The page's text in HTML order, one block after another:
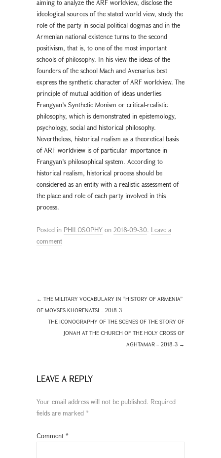
aiming to analyze the ARF worldview, disclose the
ideological sources of the stated world view, study the
role of the party in social political dogmas and in the
Armenian national existence turns to the second
positivism, that is, to one of the most important
schools of philosophy. In his view the ideas of the
founders of the school Mach and Avenarius best
express the synthetic character of ARF worldview. The
principle of mutual addition of ideas underlies
Frangyan’s Synthetic Monism or critical-realistic
philosophy, which is demonstrated in epistemology,
psychology, social and historical philosophy.
Nevertheless, historical realism as a theoretical basis
of ARF worldview is of particular importance in
Frangyan’s philosophical system. According to
historical realism, historical process should be
considered as an entity with a realistic assessment of
the place and role of each party involved in this
process.
Posted in PHILOSOPHY on 2018-09-30. Leave a
comment
← THE MILITARY VOCABULARY IN “HISTORY OF ARMENIA”
OF MOVSES KHORENATSI – 2018-3
THE ICONOGRAPHY OF THE SCENES OF THE STORY OF
JONAH AT THE CHURCH OF THE HOLY CROSS OF
AGHTAMAR – 2018-3 →
LEAVE A REPLY
Your email address will not be published. Required
fields are marked *
Comment *